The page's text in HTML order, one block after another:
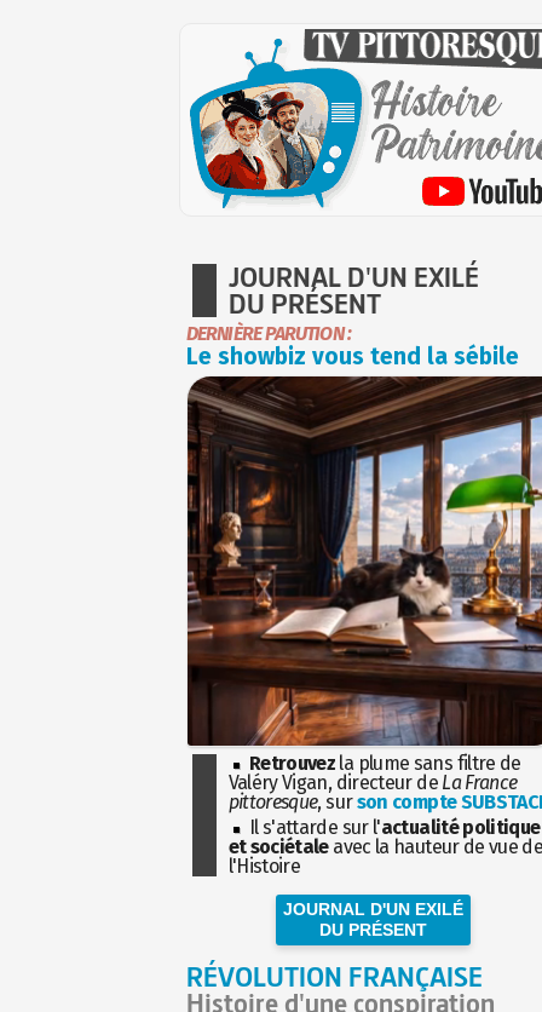
JOURNAL D'UN EXILÉ
DU PRÉSENT
DERNIÈRE PARUTION :
Le showbiz vous tend la sébile
Retrouvez la plume sans filtre de
Valéry Vigan, directeur de La France
pittoresque, surson compte
Il s'attarde sur l'actualité politique
et sociétaleavec la hauteur de vue
l'Histoire
JOURNAL D'UN EXILÉ
DU PRÉSENT
RÉVOLUTION FRANÇAISE
Histoire d'une conspiration